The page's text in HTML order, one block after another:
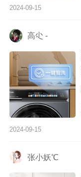
2024-09-15
高尐 -
2024-09-15
张小妖℃